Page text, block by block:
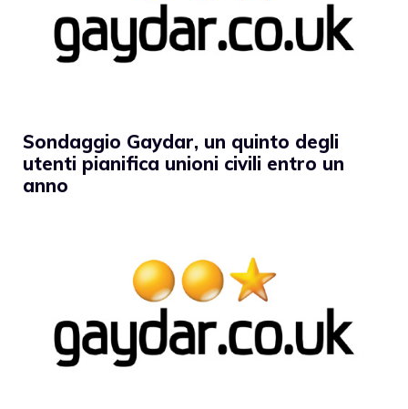
Sondaggio Gaydar, un quinto degli
utenti pianifica unioni civili entro un
anno